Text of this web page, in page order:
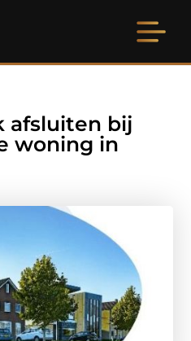
afsluiten bij
woning in